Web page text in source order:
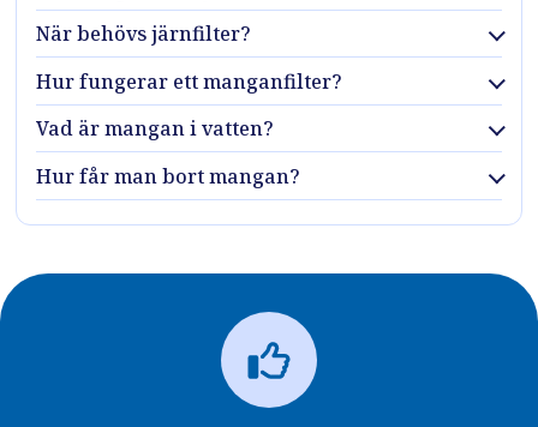
När behövs järnfilter?
Hur fungerar ett manganfilter?
Vad är mangan i vatten?
Hur får man bort mangan?